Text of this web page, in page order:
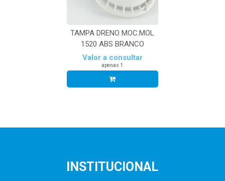
TAMPA DRENO MOC.MOL
1520 ABS BRANCO
Valor a consultar
apenas 1
INSTITUCIONAL